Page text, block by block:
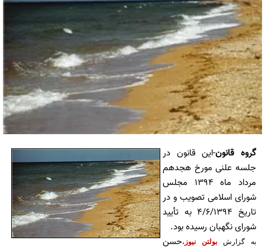
گروه قانون-این قانون در
جلسه علنی مورخ هجدهم
مرداد ماه ۱۳۹۴ مجلس
شورای اسلامی تصویب و در
تاریخ ۴/۶/۱۳۹۴ به تأیید
شورای نگهبان رسیده بود.
به گزارش بولتن نیوز ،حسن